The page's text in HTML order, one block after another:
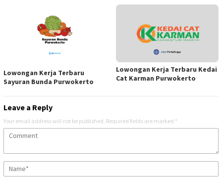
Lowongan Kerja Terbaru
Sayuran Bunda Purwokerto
Lowongan Kerja Terbaru Kedai
Cat Karman Purwokerto
Leave a Reply
Your email address will not be published. Required fields are marked *